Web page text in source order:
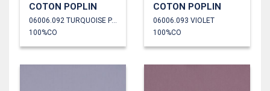
COTON POPLIN
06006.092 TURQUOISE PÂLE
100%CO
COTON POPLIN
06006.093 VIOLET
100%CO